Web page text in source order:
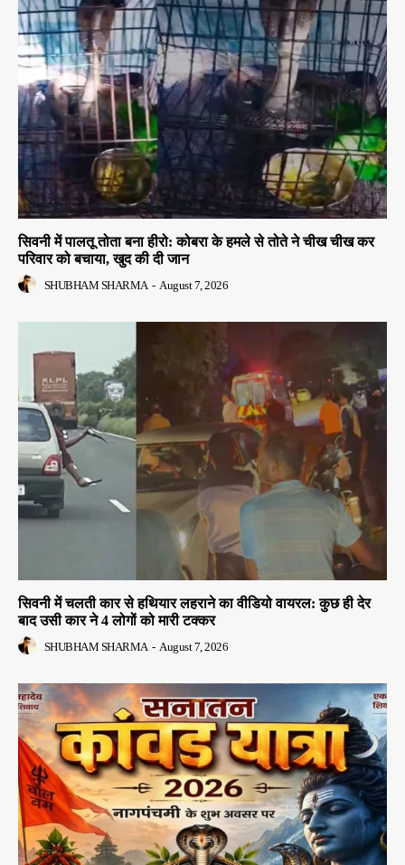
सिवनी में पालतू तोता बना हीरो: कोबरा के हमले से तोते ने चीख चीख कर
परिवार को बचाया, खुद की दी जान
SHUBHAM SHARMA - August 7, 2026
सिवनी में चलती कार से हथियार लहराने का वीडियो वायरल: कुछ ही देर
बाद उसी कार ने 4 लोगों को मारी टक्कर
SHUBHAM SHARMA - August 7, 2026